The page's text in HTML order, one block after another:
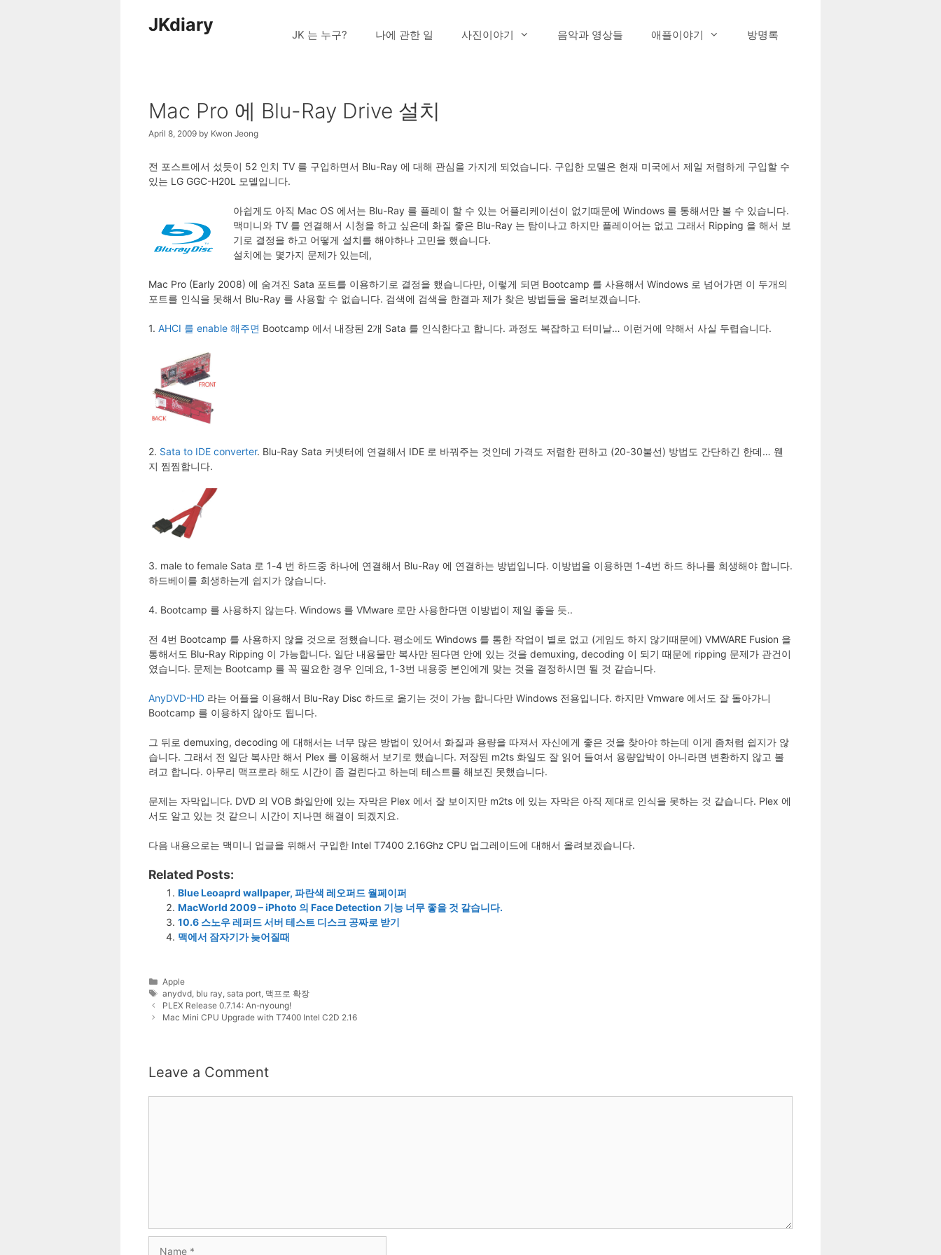
JKdiary JK 는 누구? 나에 관한 일 사진이야기 음악과 영상들 애플이야기 방명록
Mac Pro 에 Blu-Ray Drive 설치
April 8, 2009 by Kwon Jeong
전 포스트에서 섰듯이 52 인치 TV 를 구입하면서 Blu-Ray 에 대해 관심을 가지게 되었습니다. 구입한 모델은 현재 미국에서 제일 저렴하게 구입할 수
있는 LG GGC-H20L 모델입니다.
아쉽게도 아직 Mac OS 에서는 Blu-Ray 를 플레이 할 수 있는 어플리케이션이 없기때문에 Windows 를 통해서만 볼 수 있습니다.
맥미니와 TV 를 연결해서 시청을 하고 싶은데 화질 좋은 Blu-Ray 는 탐이나고 하지만 플레이어는 없고 그래서 Ripping 을 해서 보
기로 결정을 하고 어떻게 설치를 해야하나 고민을 했습니다.
설치에는 몇가지 문제가 있는데,
Mac Pro (Early 2008) 에 숨겨진 Sata 포트를 이용하기로 결정을 했습니다만, 이렇게 되면 Bootcamp 를 사용해서 Windows 로 넘어가면 이 두개의
포트를 인식을 못해서 Blu-Ray 를 사용할 수 없습니다. 검색에 검색을 한결과 제가 찾은 방법들을 올려보겠습니다.
1. AHCI 를 enable 해주면 Bootcamp 에서 내장된 2개 Sata 를 인식한다고 합니다. 과정도 복잡하고 터미날… 이런거에 약해서 사실 두렵습니다.
2. Sata to IDE converter. Blu-Ray Sata 커넷터에 연결해서 IDE 로 바꿔주는 것인데 가격도 저렴한 편하고 (20-30불선) 방법도 간단하긴 한데… 웬
지 찜찜합니다.
3. male to female Sata 로 1-4 번 하드중 하나에 연결해서 Blu-Ray 에 연결하는 방법입니다. 이방법을 이용하면 1-4번 하드 하나를 희생해야 합니다.
하드베이를 희생하는게 쉽지가 않습니다.
4. Bootcamp 를 사용하지 않는다. Windows 를 VMware 로만 사용한다면 이방법이 제일 좋을 듯..
전 4번 Bootcamp 를 사용하지 않을 것으로 정했습니다. 평소에도 Windows 를 통한 작업이 별로 없고 (게임도 하지 않기때문에) VMWARE Fusion 을
통해서도 Blu-Ray Ripping 이 가능합니다. 일단 내용물만 복사만 된다면 안에 있는 것을 demuxing, decoding 이 되기 때문에 ripping 문제가 관건이
였습니다. 문제는 Bootcamp 를 꼭 필요한 경우 인데요, 1-3번 내용중 본인에게 맞는 것을 결정하시면 될 것 같습니다.
AnyDVD-HD 라는 어플을 이용해서 Blu-Ray Disc 하드로 옮기는 것이 가능 합니다만 Windows 전용입니다. 하지만 Vmware 에서도 잘 돌아가니
Bootcamp 를 이용하지 않아도 됩니다.
그 뒤로 demuxing, decoding 에 대해서는 너무 많은 방법이 있어서 화질과 용량을 따져서 자신에게 좋은 것을 찾아야 하는데 이게 좀처럼 쉽지가 않
습니다. 그래서 전 일단 복사만 해서 Plex 를 이용해서 보기로 했습니다. 저장된 m2ts 화일도 잘 읽어 들여서 용량압박이 아니라면 변환하지 않고 볼
려고 합니다. 아무리 맥프로라 해도 시간이 좀 걸린다고 하는데 테스트를 해보진 못했습니다.
문제는 자막입니다. DVD 의 VOB 화일안에 있는 자막은 Plex 에서 잘 보이지만 m2ts 에 있는 자막은 아직 제대로 인식을 못하는 것 같습니다. Plex 에
서도 알고 있는 것 같으니 시간이 지나면 해결이 되겠지요.
다음 내용으로는 맥미니 업글을 위해서 구입한 Intel T7400 2.16Ghz CPU 업그레이드에 대해서 올려보겠습니다.
Related Posts:
Blue Leoaprd wallpaper, 파란색 레오퍼드 월페이퍼
MacWorld 2009 – iPhoto 의 Face Detection 기능 너무 좋을 것 같습니다.
10.6 스노우 레퍼드 서버 테스트 디스크 공짜로 받기
맥에서 잠자기가 늦어질때
Categories
Apple
Tags
anydvd blu ray sata port 맥프로 확장
PLEX Release 0.7.14: An-nyoung!
Mac Mini CPU Upgrade with T7400 Intel C2D 2.16
Leave a Comment